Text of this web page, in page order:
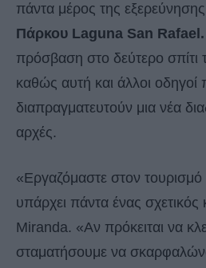
πάντα μέρος της
Πάρκου Laguna San Rafael.
πρόσβαση στο δεύτερο σπίτι
καθώς αυτή και άλλοι
διαπραγματευτούν μια νέα
αρχές.
«Εργαζόμαστε στον τουρισμό
υπάρχει πάντα ένας σχετικός
Miranda. «Αν πρόκειται να
σταματήσουμε να